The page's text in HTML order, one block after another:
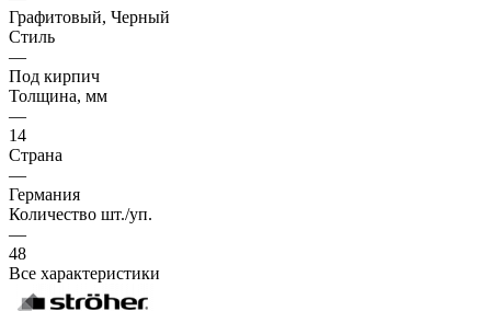
Графитовый, Черный
Стиль
—
Под кирпич
Толщина, мм
—
14
Страна
—
Германия
Количество шт./уп.
—
48
Все характеристики